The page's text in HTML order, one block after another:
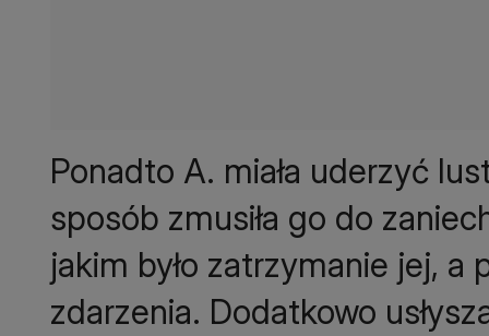
Ponadto A. miała uderzyć
sposób zmusiła go do
jakim było zatrzymanie jej, a
zdarzenia. Dodatkowo